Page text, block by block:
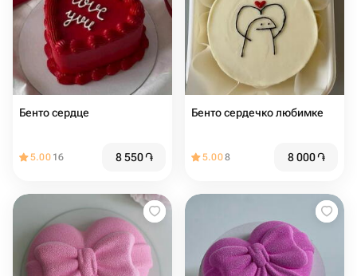
Бенто сердце
5.00 16 8 550֏
Бенто сердечко любимке
5.008 8 000֏